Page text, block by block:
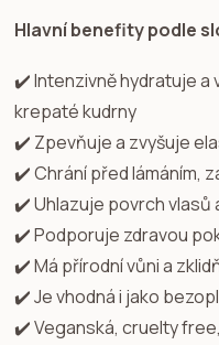
Hlavní benefity podle
✔️ Intenzivně hydratuje a
krepaté kudrny
✔️ Zpevňuje a zvyšuje
✔️ Chrání před lámáním,
✔️ Uhlazuje povrch vlasů
✔️ Podporuje zdravou
✔️ Má přírodní vůni a
✔️ Je vhodná i jako
✔️ Veganská, cruelty